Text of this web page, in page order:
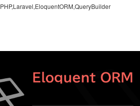
PHP,Laravel,EloquentORM,QueryBuilder